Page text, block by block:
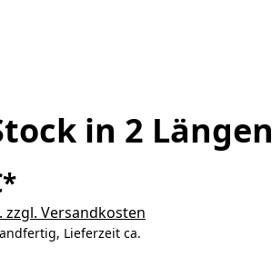
in 2 Längen
zzgl. Versandkosten
Lieferzeit ca.